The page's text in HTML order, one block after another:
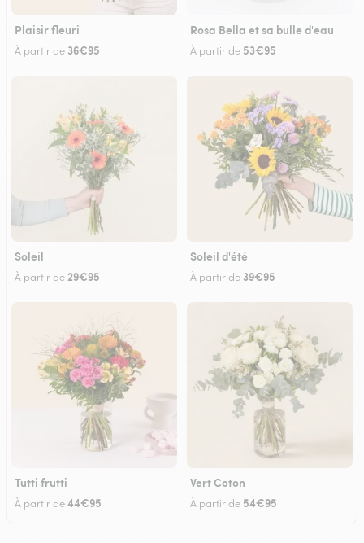
Plaisir fleuri
À partir de 36€95
Rosa Bella et sa bulle d'eau
À partir de 53€95
Soleil
À partir de29€95
Soleil d'été
À partir de 39€95
Tutti frutti
À partir de44€95
Vert Coton
À partir de 54€95